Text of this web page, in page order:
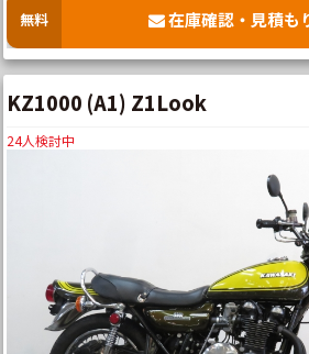
無料 在庫確認・見積も
KZ1000 (A1) Z1Look
24人検討中